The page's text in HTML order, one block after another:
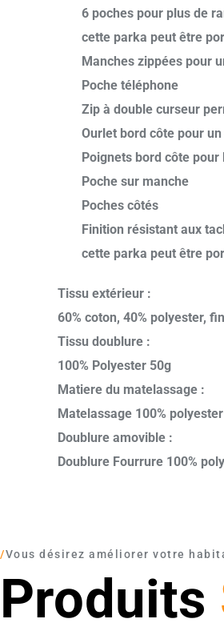
6 poches pour plus de
cette parka peut être
Manches zippées pour
Poche téléphone
Zip à double curseur
Ourlet bord côte pour
Poignets bord côte
Poche sur manche
Poches côtés
Finition résistant aux
cette parka peut être
Tissu extérieur :
60% coton, 40% polyester,
Tissu doublure :
100% Polyester 50g
Matiere du matelassage :
Matelassage 100%
Doublure amovible :
Doublure Fourrure 100%
/Vous désirez améliorer votre
Produits